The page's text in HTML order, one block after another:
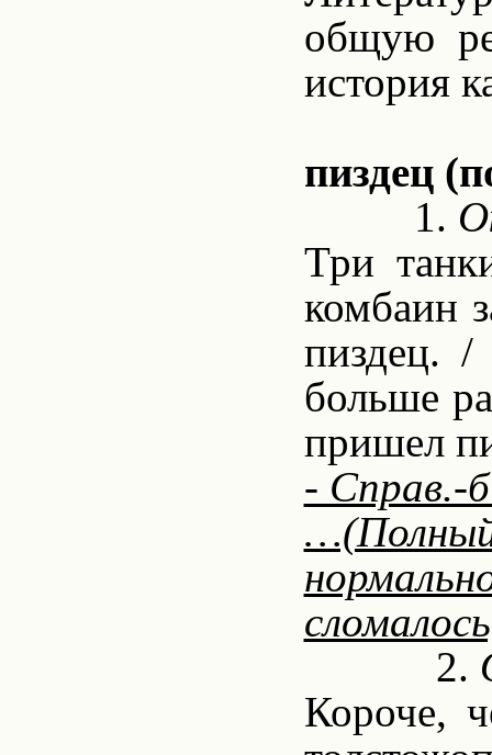
общую
история
пиздец
1.
Три
комбаин
пиздец. /
больше
пришел
- Справ.-
2.
Короче,